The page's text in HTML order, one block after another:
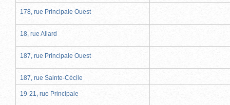
178, rue Principale Ouest
18, rue Allard
187, rue Principale Ouest
187, rue Sainte-Cécile
19-21, rue Principale